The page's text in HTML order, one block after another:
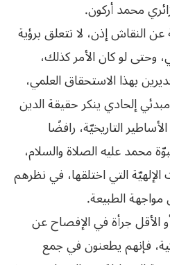
محمد أركون.
النقاش إذن، لا تتعلق برؤية
وحتى لو كان الأمر كذلك،
بهذا الاستحقاق العلمي،
إلحادي ينكر حقيقة الدين
التاريخيّة، رافضًا
محمد عليه الصلاة والسلام،
التي اختلقها، في نظرهم
مواجهة الطبيعة.
الأقل جرأة في الإفصاح عن
فإنهم يطعنون في جمع